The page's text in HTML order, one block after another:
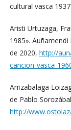
cultural vasca
Aristi Urtuzaga,
1985».
de 2020, http://
cancion-vasca-
Arrizabalaga
de Pablo
http://